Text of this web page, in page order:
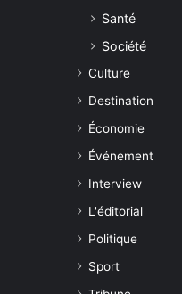
Santé
Société
Culture
Destination
Économie
Événement
Interview
L'éditorial
Politique
Sport